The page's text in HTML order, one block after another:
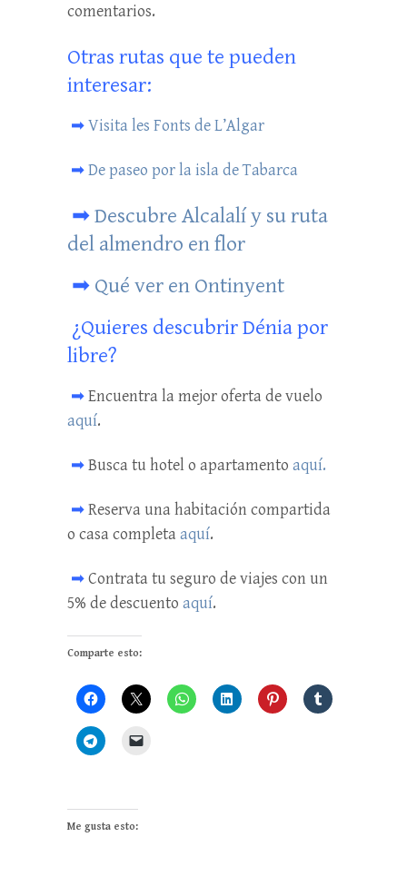
comentarios.
Otras rutas que te pueden
interesar:
➡Visita les Fonts de L’Algar
➡De paseo por la isla de Tabarca
➡Descubre Alcalalí y su ruta
del almendro en flor
➡ Qué ver en Ontinyent
¿Quieres descubrir Dénia por
libre?
➡Encuentra la mejor oferta de vuelo
aquí.
➡Busca tu hotel o apartamento aquí.
➡Reserva una habitación compartida
o casa completa aquí.
➡Contrata tu seguro de viajes con un
5% de descuento aquí.
Comparte esto:
Me gusta esto: